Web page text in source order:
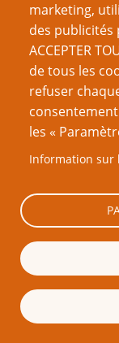
marketing,
des publicités
ACCEPTER
de tous les
refuser
les «
Information sur
Mot de passe
Créer un
Du même
Et si les
Pourquoi j'aime
Le bingo